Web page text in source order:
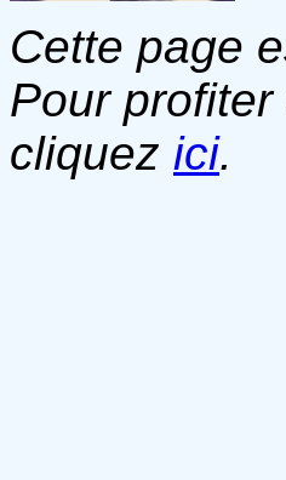
Cette page
Pour
cliquez ici.